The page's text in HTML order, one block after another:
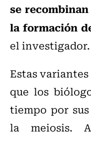
se
la formación
el investigador.
Estas
que los
tiempo por
la meiosis.